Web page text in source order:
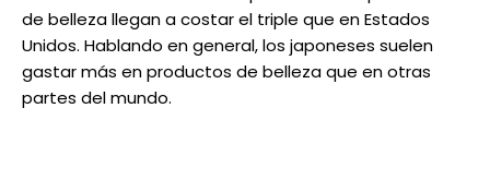
de belleza llegan a costar el triple que en Estados
Unidos. Hablando en general, los japoneses suelen
gastar más en productos de belleza que en otras
partes del mundo.